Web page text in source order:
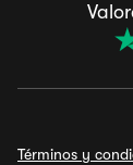
Términos y